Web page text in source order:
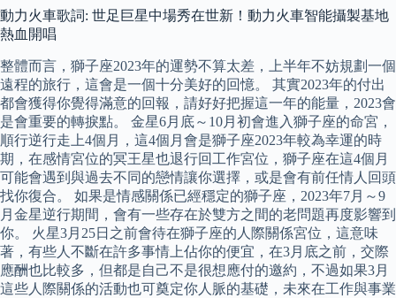
動力火車歌詞: 世足巨星中場秀在世新！動力火車智能攝製基地
熱血開唱
整體而言，獅子座2023年的運勢不算太差，上半年不妨規劃一個
遠程的旅行，這會是一個十分美好的回憶。 其實2023年的付出
都會獲得你覺得滿意的回報，請好好把握這一年的能量，2023會
是會重要的轉捩點。 金星6月底～10月初會進入獅子座的命宮，
順行逆行走上4個月，這4個月會是獅子座2023年較為幸運的時
期，在感情宮位的冥王星也退行回工作宮位，獅子座在這4個月
可能會遇到與過去不同的戀情讓你選擇，或是會有前任情人回頭
找你復合。 如果是情感關係已經穩定的獅子座，2023年7月～9
月金星逆行期間，會有一些存在於雙方之間的老問題再度影響到
你。 火星3月25日之前會待在獅子座的人際關係宮位，這意味
著，有些人不斷在許多事情上佔你的便宜，在3月底之前，交際
應酬也比較多，但都是自己不是很想應付的邀約，不過如果3月
這些人際關係的活動也可奠定你人脈的基礎，未來在工作與事業